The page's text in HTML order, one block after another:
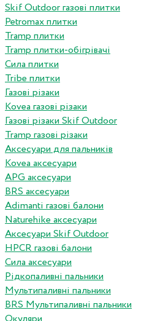
Skif Outdoor газові плитки
Petromax плитки
Tramp плитки
Tramp плитки-обігрівачі
Сила плитки
Tribe плитки
Газові різаки
Kovea газові різаки
Газові різаки Skif Outdoor
Tramp газові різаки
Аксесуари для пальників
Kovea аксесуари
APG аксесуари
BRS аксесуари
Adimanti газові балони
Naturehike аксесуари
Аксесуари Skif Outdoor
HPCR газові балони
Сила аксесуари
Рідкопаливні пальники
Мультипаливні пальники
BRS Мультипаливні пальники